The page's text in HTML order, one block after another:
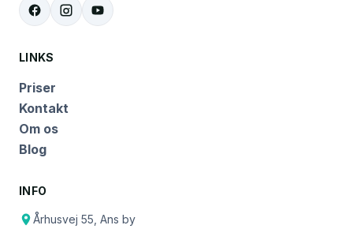
LINKS
Priser
Kontakt
Om os
Blog
INFO
Århusvej 55, Ans by